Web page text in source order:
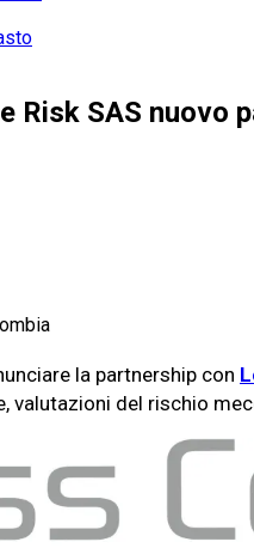
Risk SAS nuovo
la partnership con
valutazioni del rischio